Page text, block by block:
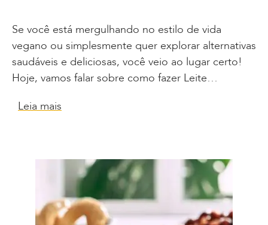
Se você está mergulhando no estilo de vida
vegano ou simplesmente quer explorar alternativas
saudáveis e deliciosas, você veio ao lugar certo!
Hoje, vamos falar sobre como fazer Leite…
Leia mais